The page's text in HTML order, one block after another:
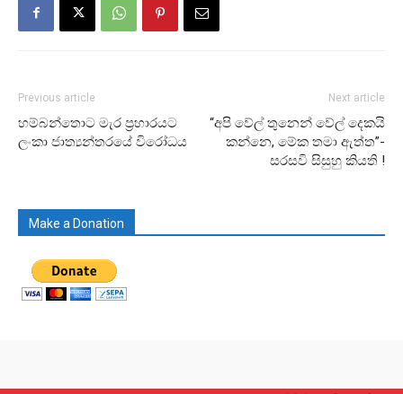
Previous article
හම්බන්තොට මැර ප‍්‍රහාරයට
ලංකා ජාත්‍යන්තරයේ විරෝධය
Next article
“අපි වේල් තුනෙන් වේල් දෙකයි
කන්නෙ, මේක තමා ඇත්ත”-
සරසවි සිසුහු කියති !
Make a Donation